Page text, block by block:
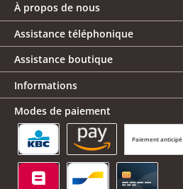
À propos de nous
Assistance téléphonique
Assistance boutique
Informations
Modes de paiement
Paiement anticipé
KBC/CBC Payment Button
Amazon Pay